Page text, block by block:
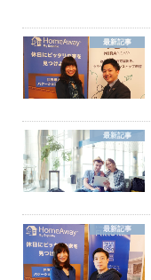
最新記事
最新記事
最新記事